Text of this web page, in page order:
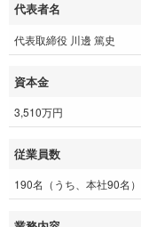
代表者名
代表取締役 川邊 篤史
資本金
3,510万円
従業員数
190名（うち、本社90名